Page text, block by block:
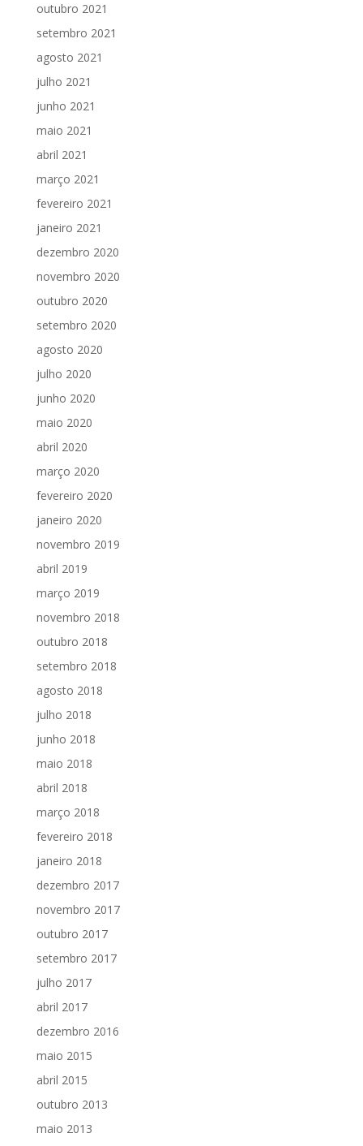
outubro 2021
setembro 2021
agosto 2021
julho 2021
junho 2021
maio 2021
abril 2021
março 2021
fevereiro 2021
janeiro 2021
dezembro 2020
novembro 2020
outubro 2020
setembro 2020
agosto 2020
julho 2020
junho 2020
maio 2020
abril 2020
março 2020
fevereiro 2020
janeiro 2020
novembro 2019
abril 2019
março 2019
novembro 2018
outubro 2018
setembro 2018
agosto 2018
julho 2018
junho 2018
maio 2018
abril 2018
março 2018
fevereiro 2018
janeiro 2018
dezembro 2017
novembro 2017
outubro 2017
setembro 2017
julho 2017
abril 2017
dezembro 2016
maio 2015
abril 2015
outubro 2013
maio 2013